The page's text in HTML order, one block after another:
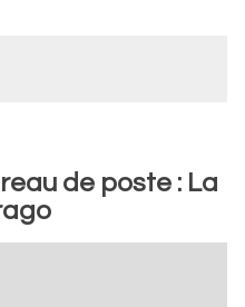
de poste : La